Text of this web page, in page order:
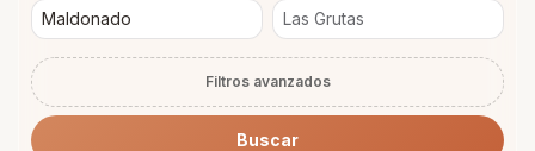
Filtros avanzados
Buscar